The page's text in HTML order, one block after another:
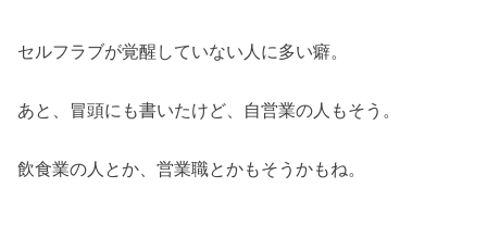
セルフラブが覚醒していない人に多い癖。
あと、冒頭にも書いたけど、自営業の人もそう。
飲食業の人とか、営業職とかもそうかもね。